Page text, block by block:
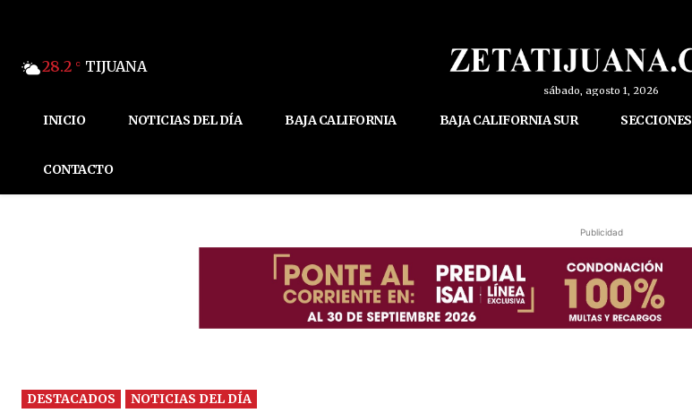
28.2 C TIJUANA
sábado, agosto 1, 2026
INICIO NOTICIAS DEL DÍA BAJA CALIFORNIA BAJA CALIFORNIA SUR SECCIONES
CONTACTO
Publicidad
DESTACADOS NOTICIAS DEL DÍA